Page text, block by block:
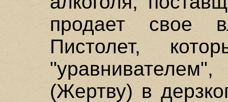
продает свое
Пистолет,
(Жертву) в